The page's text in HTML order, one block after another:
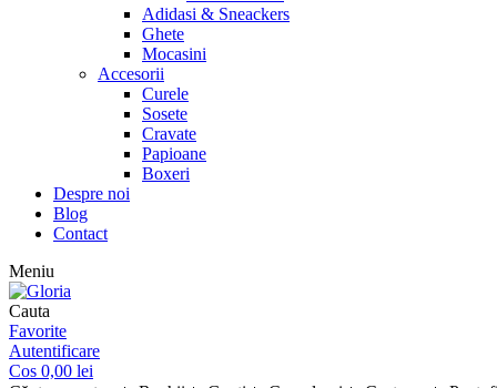
Adidasi & Sneackers
Ghete
Mocasini
Accesorii
Curele
Sosete
Cravate
Papioane
Boxeri
Despre noi
Blog
Contact
Meniu
Cauta
Favorite
Autentificare
Cos 0,00 lei